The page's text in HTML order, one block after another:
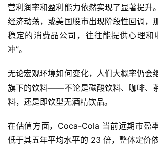
A
P
P
下
美
股
户
指
营利润率和盈利能力依然实现了显著提升
经济动荡，或美国股市出现阶段性回调，
稳定的消费品公司，往往能提供心理和
冲”。
无论宏观环境如何变化，人们大概率仍会
旗下的饮料——不论是碳酸饮料、咖啡、
料，还是即饮型无酒精饮品。
在估值方面，Coca-Cola 当前远期市盈
低于其五年平均水平的 23 倍，整体定价依